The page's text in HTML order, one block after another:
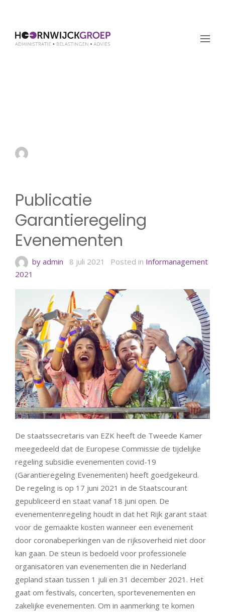
Publicatie
Garantieregeling
Evenementen
by admin 8 juli 2021 Posted in Informanagement
2021
De staatssecretaris van EZK heeft de Tweede Kamer
meegedeeld dat de Europese Commissie de tijdelijke
regeling subsidie evenementen covid-19
(Garantieregeling Evenementen) heeft goedgekeurd.
De regeling is op 17 juni 2021 in de Staatscourant
gepubliceerd en staat vanaf 18 juni open. De
evenementenregeling houdt in dat het Rijk garant staat
voor de gemaakte kosten wanneer een evenement
door coronabeperkingen van de rijksoverheid niet door
kan gaan. De steun is bedoeld voor professionele
organisatoren van evenementen die in Nederland
gepland staan tussen 1 juli en 31 december 2021. Het
gaat om festivals, concerten, sportevenementen en
zakelijke evenementen. Om in aanmerking te komen